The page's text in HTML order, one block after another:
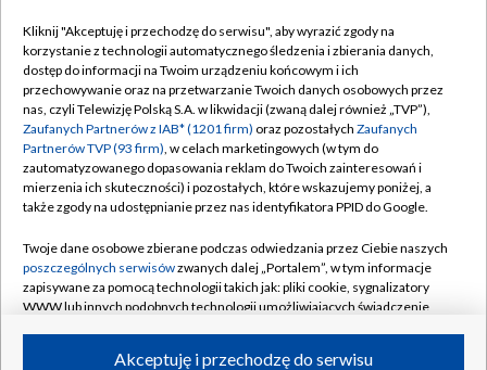
TVP
Abonament TVP
Emisja w TVP
Centrum informacji TVP
Naziemna Telewizja Cyfrowa
Rada Programowa
System NOS
Informacje o nadawcy
Regulamin TVP
Polityka prywatności
Moje zgody
Pomoc
Kontakt
Kanały
Kliknij "Akceptuję i przechodzę do serwisu", aby wyrazić zgody na
korzystanie z technologii automatycznego śledzenia i zbierania danych,
dostęp do informacji na Twoim urządzeniu końcowym i ich
przechowywanie oraz na przetwarzanie Twoich danych osobowych przez
nas, czyli Telewizję Polską S.A. w likwidacji (zwaną dalej również „TVP”),
Zaufanych Partnerów z IAB* (1201 firm) oraz pozostałych Zaufanych
Partnerów TVP (93 firm), w celach marketingowych (w tym do
zautomatyzowanego dopasowania reklam do Twoich zainteresowań i
mierzenia ich skuteczności) i pozostałych, które wskazujemy poniżej, a
także zgody na udostępnianie przez nas identyfikatora PPID do Google.
Twoje dane osobowe zbierane podczas odwiedzania przez Ciebie naszych
poszczególnych serwisówzwanych dalej „Portalem”, w tym informacje
zapisywane za pomocą technologii takich jak: pliki cookie, sygnalizatory
WWW lub innych podobnych technologii umożliwiających świadczenie
ruchu w Internecie.Akceptuję i przechodzę do serwisu